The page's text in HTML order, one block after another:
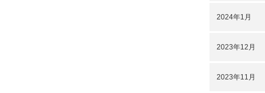
2024年1月
2023年12月
2023年11月